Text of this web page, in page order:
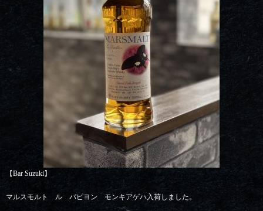
【Bar Suzuki】
マルスモルト ル パピヨン モンキアゲハ入荷しました。